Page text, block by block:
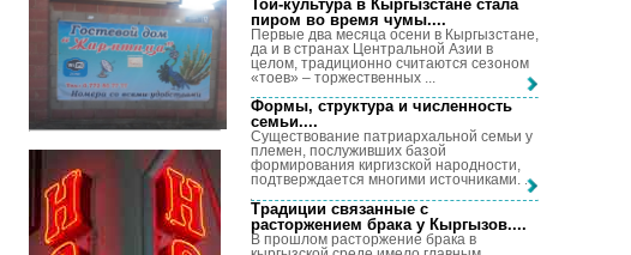
Той-культура в Кыргызстане стала
пиром во время чумы....
Первые два месяца осени в Кыргызстане,
да и в странах Центральной Азии в
целом, традиционно считаются сезоном
«тоев» – торжественных ...
Формы, структура и численность
семьи....
Существование патриархальной семьи у
племен, послуживших базой
формирования киргизской народности,
подтверждается многими источниками. ...
Традиции связанные с
расторжением брака у Кыргызов....
В прошлом расторжение брака в